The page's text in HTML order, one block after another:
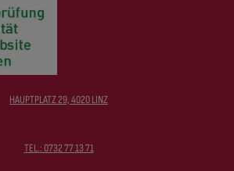
HAUPTPLATZ 29, 4020 LINZ
TEL.: 0732 77 13 71